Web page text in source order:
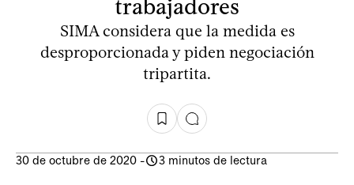
trabajadores
SIMA considera que la medida es
desproporcionada y piden negociación
tripartita.
30 de octubre de 2020 - 3 minutos de lectura